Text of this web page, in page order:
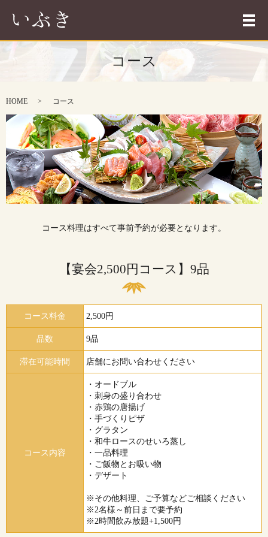
メ
コース
HOME コース
コース料理はすべて事前予約が必要となります。
【宴会2,500円コース】9品
コース料金 2,500円
品数 9品
滞在可能時間 店舗にお問い合わせください
コース内容
・オードブル
・刺身の盛り合わせ
・赤鶏の唐揚げ
・手づくりピザ
・グラタン
・和牛ロースのせいろ蒸し
・一品料理
・ご飯物とお吸い物
・デザート
※その他料理、ご予算などご相談ください
※2名様～前日まで要予約
※2時間飲み放題+1,500円